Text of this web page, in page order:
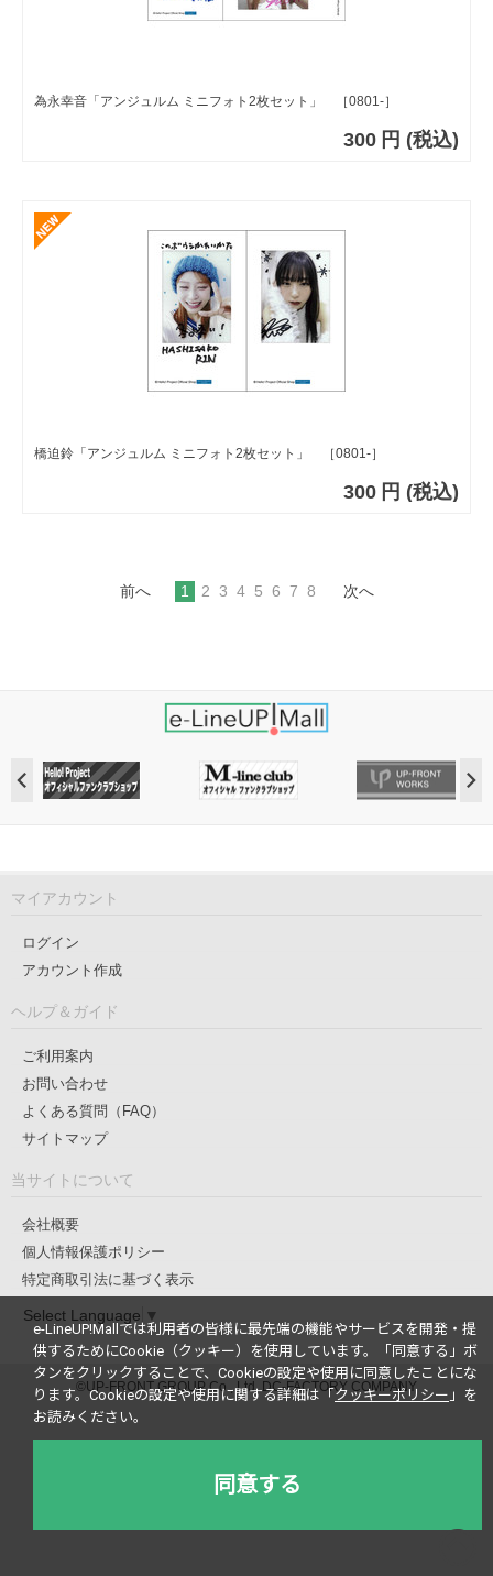
為永幸音「アンジュルム ミニフォト2枚セット」 ［0801-］
300 円 (税込)
橋迫鈴「アンジュルム ミニフォト2枚セット」 ［0801-］
300 円 (税込)
前へ 1 2 3 4 5 6 7 8 次へ
マイアカウント
ログイン
アカウント作成
ヘルプ＆ガイド
ご利用案内
お問い合わせ
よくある質問（FAQ）
サイトマップ
当サイトについて
会社概要
個人情報保護ポリシー
特定商取引法に基づく表示
Select Language ▼
©UP-FRONT GROUP Co., Ltd. DC-FACTORY COMPANY
e-LineUP!Mallでは利用者の皆様に最先端の機能やサービスを開発・提
供するためにCookie（クッキー）を使用しています。
「同意する」ボ
タンをクリックすることで、Cookieの設定や使用に同意したことにな
ります。Cookieの設定や使用に関する詳細は「 クッキーポリシー 」を
お読みください。
同意する